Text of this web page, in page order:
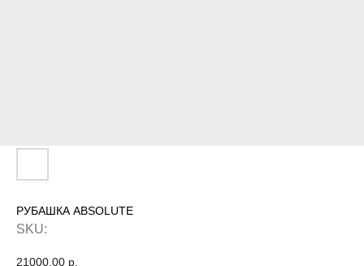
РУБАШКА ABSOLUTE
SKU:
21000,00 р.